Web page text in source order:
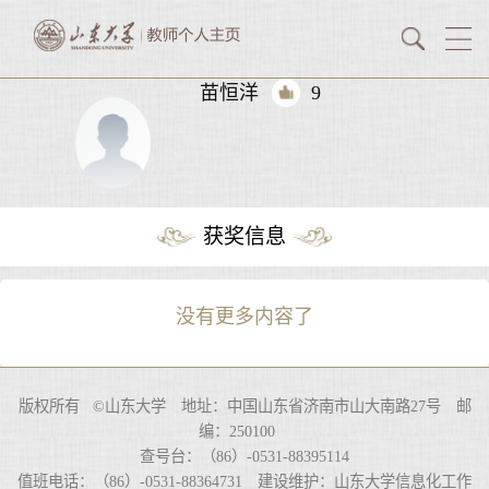
苗恒洋 9
获奖信息
没有更多内容了
版权所有 ©山东大学 地址：中国山东省济南市山大南路27号 邮
编：250100
查号台：（86）-0531-88395114
值班电话：（86）-0531-88364731 建设维护：山东大学信息化工作